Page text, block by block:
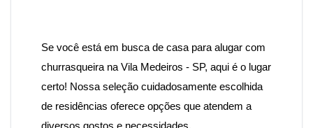
Se você está em busca de casa para alugar com
churrasqueira na Vila Medeiros - SP, aqui é o lugar
certo! Nossa seleção cuidadosamente escolhida
de residências oferece opções que atendem a